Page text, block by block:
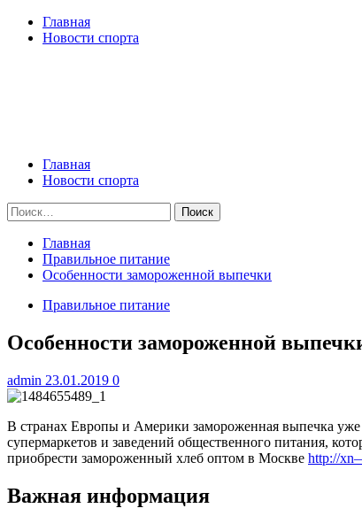
ПерейтиГлавная
Новости спорта
Главная
Новости спорта
Найти:
Главная
Правильное питание
Особенности замороженной выпечки
Правильное питание
Особенности замороженной
admin 23.01.2019 0
В странах Европы и Америки замороженная выпечка уже
супермаркетов и заведений общественного питания,
приобрести замороженный хлеб оптом в Москве http://
Важная информация